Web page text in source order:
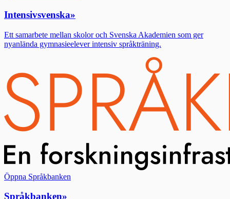
Intensivsvenska»
Ett samarbete mellan skolor och Svenska Akademien som ger
nyanlända gymnasieelever intensiv språkträning.
Öppna Språkbanken
Språkbanken»